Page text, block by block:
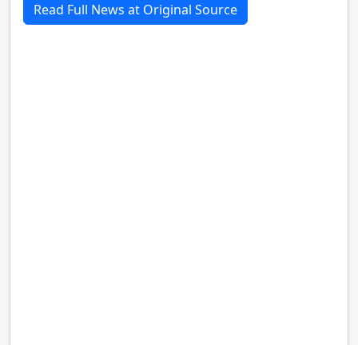
Read Full News at Original Source